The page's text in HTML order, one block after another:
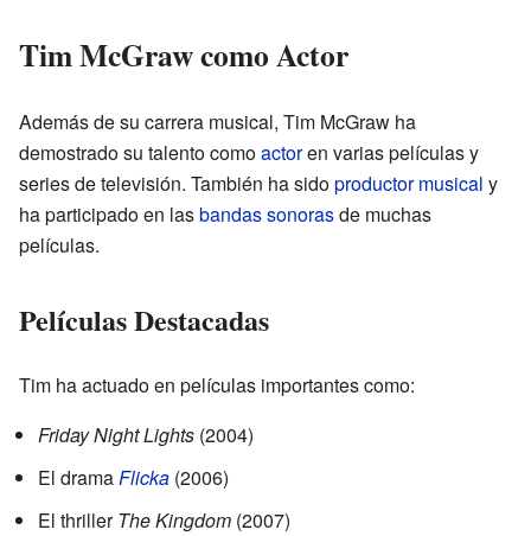
Tim McGraw como Actor
Además de su carrera musical, Tim McGraw ha
demostrado su talento comoactoren varias películas y
series de televisión. También ha sidoproductor musical y
ha participado en lasbandas sonorasde muchas
películas.
Películas Destacadas
Tim ha actuado en películas importantes como:
Friday Night Lights (2004)
El dramaFlicka (2006)
El thrillerThe Kingdom (2007)